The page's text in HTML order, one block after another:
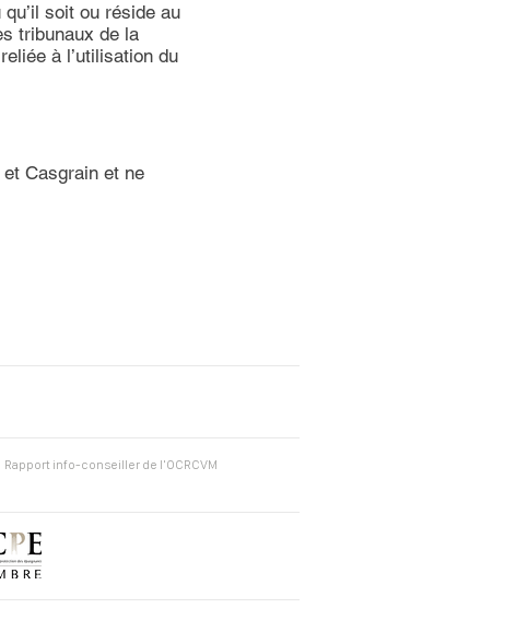
soit ou réside au
tribunaux de la
à l’utilisation du
et Casgrain et ne
Rapport info-conseiller de l'OCRCVM